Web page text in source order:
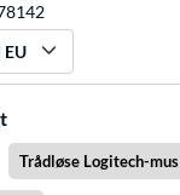
Trådløse Logitech-mus